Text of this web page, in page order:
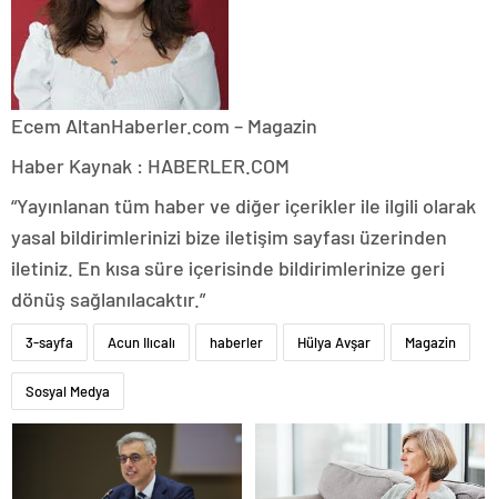
Ecem AltanHaberler.com – Magazin
Haber Kaynak : HABERLER.COM
“Yayınlanan tüm haber ve diğer içerikler ile ilgili olarak
yasal bildirimlerinizi bize iletişim sayfası üzerinden
iletiniz. En kısa süre içerisinde bildirimlerinize geri
dönüş sağlanılacaktır.”
3-sayfa Acun Ilıcalı haberler Hülya Avşar Magazin
Sosyal Medya